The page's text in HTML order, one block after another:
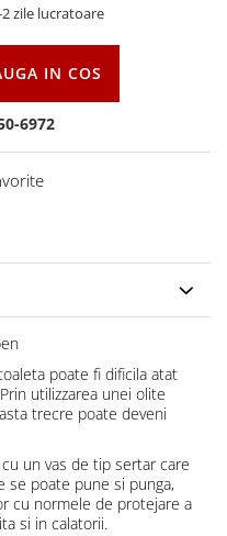
2 zile lucratoare
IN COS
6972
poate fi dificila atat
utilizzarea unei olite
trecre poate deveni
un vas de tip sertar care
se poate pune si punga,
cu normele de protejare a
si in calatorii.